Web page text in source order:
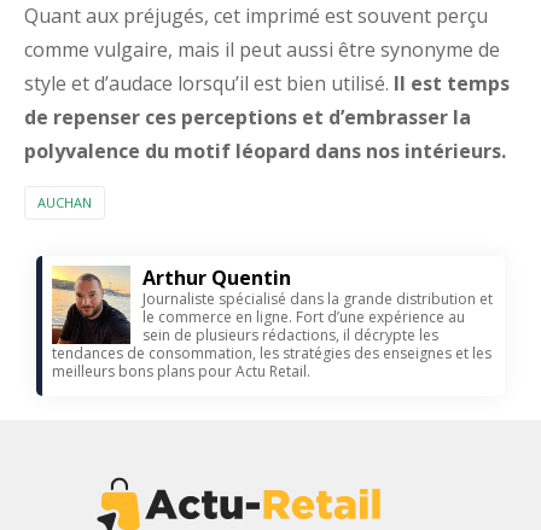
Quant aux préjugés, cet imprimé est souvent perçu
comme vulgaire, mais il peut aussi être synonyme de
style et d’audace lorsqu’il est bien utilisé. Il est temps
de repenser ces perceptions et d’embrasser la
polyvalence du motif léopard dans nos intérieurs.
AUCHAN
Arthur Quentin
Journaliste spécialisé dans la grande distribution et
le commerce en ligne. Fort d’une expérience au
sein de plusieurs rédactions, il décrypte les
tendances de consommation, les stratégies des enseignes et les
meilleurs bons plans pour Actu Retail.